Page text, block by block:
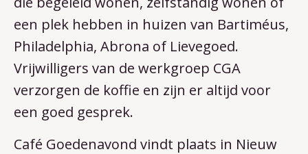
een plek hebben in huizen van Bartiméus,
Philadelphia, Abrona of Lievegoed.
Vrijwilligers van de werkgroep CGA
verzorgen de koffie en zijn er altijd voor
een goed gesprek.
Café Goedenavond vindt plaats in Nieuw